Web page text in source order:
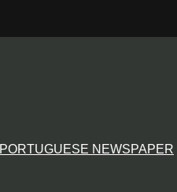
PORTUGUESE NEWSPAPER